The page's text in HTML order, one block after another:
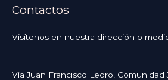
Contactos
Visítenos en nuestra dirección o
Vía Juan Francisco Leoro, Comunidad